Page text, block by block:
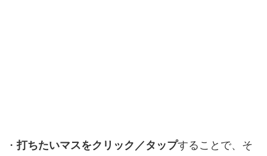
・打ちたいマスをクリック／タップすることで、そ